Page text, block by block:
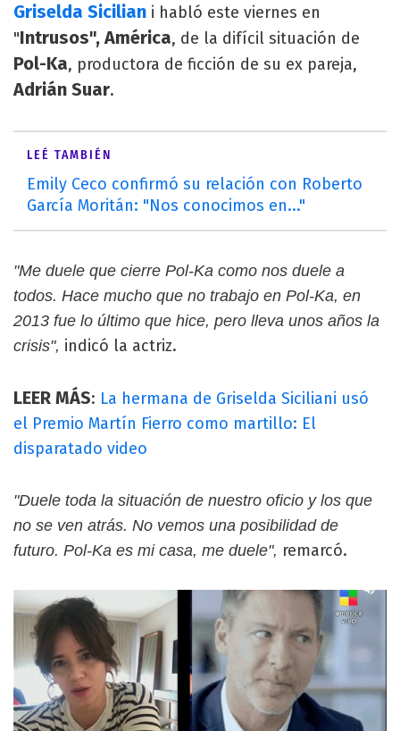
Griselda Sicilian i habló este viernes en
"Intrusos", América, de la difícil situación de
Pol-Ka, productora de ficción de su ex pareja,
Adrián Suar.
LEÉ TAMBIÉN
Emily Ceco confirmó su relación con Roberto
García Moritán: "Nos conocimos en..."
"Me duele que cierre Pol-Ka como nos duele a
todos. Hace mucho que no trabajo en Pol-Ka, en
2013 fue lo último que hice, pero lleva unos años la
crisis", indicó la actriz.
LEER MÁS: La hermana de Griselda Siciliani usó
el Premio Martín Fierro como martillo: El
disparatado video
"Duele toda la situación de nuestro oficio y los que
no se ven atrás. No vemos una posibilidad de
futuro. Pol-Ka es mi casa, me duele", remarcó.